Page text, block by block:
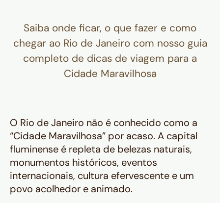
Saiba onde ficar, o que fazer e como
chegar ao Rio de Janeiro com nosso guia
completo de dicas de viagem para a
Cidade Maravilhosa
O Rio de Janeiro não é conhecido como a
“Cidade Maravilhosa” por acaso. A capital
fluminense é repleta de belezas naturais,
monumentos históricos, eventos
internacionais, cultura efervescente e um
povo acolhedor e animado.